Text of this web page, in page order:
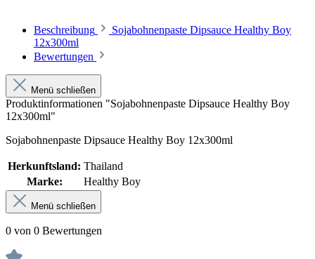
Beschreibung
Sojabohnenpaste Dipsauce Healthy Boy
12x300ml
Bewertungen
Menü schließen
Produktinformationen "Sojabohnenpaste Dipsauce Healthy Boy
12x300ml"
Sojabohnenpaste Dipsauce Healthy Boy 12x300ml
Herkunftsland: Thailand
Marke:
Healthy Boy
Menü schließen
0 von 0 Bewertungen